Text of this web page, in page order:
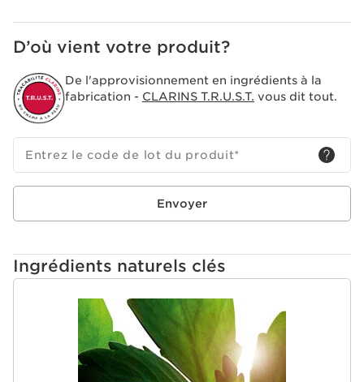
D’où vient votre produit?
De l'approvisionnement en ingrédients à la
fabrication - CLARINS T.R.U.S.T. vous dit tout.
Entrez le code de lot du produit*
Envoyer
Ingrédients naturels clés
ALLER AU CONTENU